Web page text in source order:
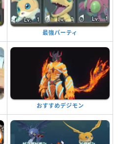
最強パーティ
おすすめデジモン